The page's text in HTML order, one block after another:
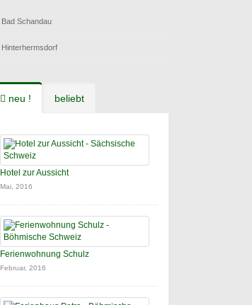
Bad Schandau
Hinterhermsdorf
neu ! beliebt
Hotel zur Aussicht
Mai, 2016
Ferienwohnung Schulz
Februar, 2016